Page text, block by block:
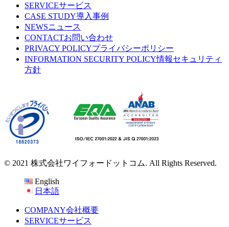
SERVICEサービス
CASE STUDY導入事例
NEWSニュース
CONTACTお問い合わせ
PRIVACY POLICYプライバシーポリシー
INFORMATION SECURITY POLICY情報セキュリティ
方針
© 2021 株式会社ワイフォードットコム. All Rights Reserved.
English
日本語
COMPANY会社概要
SERVICEサービス